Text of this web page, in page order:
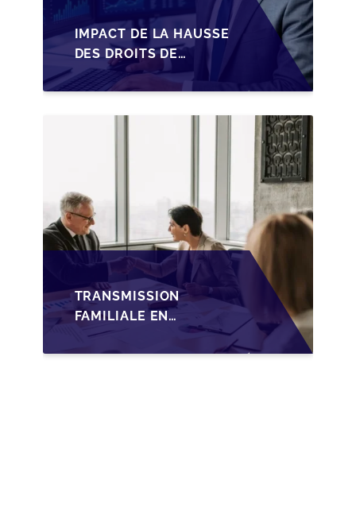
IMPACT DE LA HAUSSE
DES DROITS DE
SUCCESSION EN
WALLONIE SUR LA
TRANSMISSION
TRANSMISSION
FAMILIALE EN
WALLONIE :
NOUVELLES